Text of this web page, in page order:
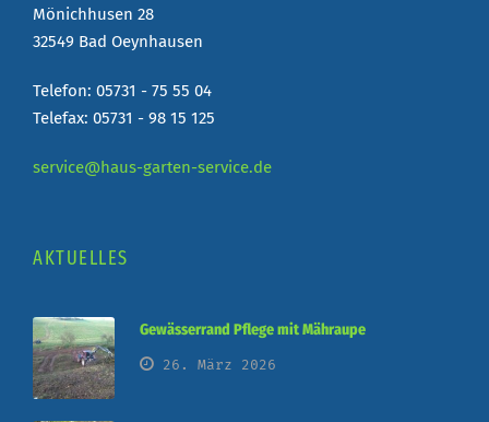
Mönichhusen 28
32549 Bad Oeynhausen
Telefon: 05731 - 75 55 04
Telefax: 05731 - 98 15 125
service@haus-garten-service.de
AKTUELLES
Gewässerrand Pflege mit Mähraupe
26. März 2026